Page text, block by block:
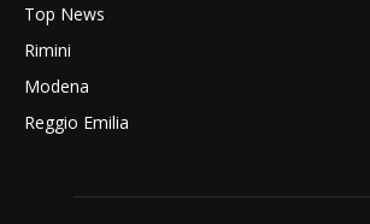
Top News
Rimini
Modena
Reggio Emilia